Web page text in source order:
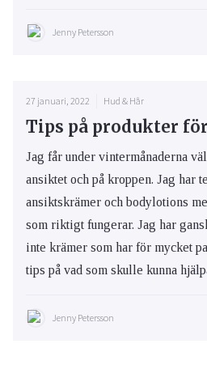
Jenny Petersson
27 januari, 2022 Hud & Hår
Tips på produkter
Jag får under vintermånaderna
ansiktet och på kroppen. Jag har
ansiktskrämer och bodylotions
som riktigt fungerar. Jag har
inte krämer som har för mycket
tips på vad som skulle kunna
Jenny Petersson